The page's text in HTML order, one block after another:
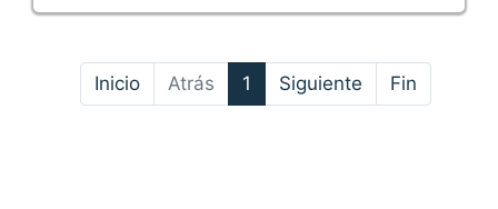
Inicio Atrás 1 (actual)
Siguiente Fin